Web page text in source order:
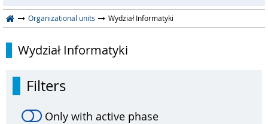
Organizational units Wydział Informatyki
Wydział Informatyki
Filters
Only with active phase